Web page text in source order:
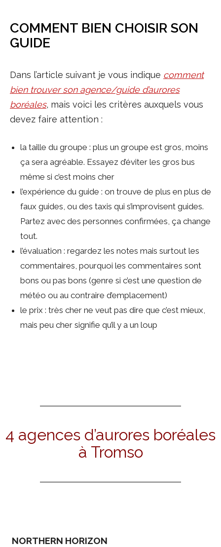
COMMENT BIEN CHOISIR SON
GUIDE
Dans l’article suivant je vous indique comment
bien trouver son agence/guide d’aurores
boréales, mais voici les critères auxquels vous
devez faire attention :
la taille du groupe : plus un groupe est gros, moins
ça sera agréable. Essayez d’éviter les gros bus
même si c’est moins cher
l’expérience du guide : on trouve de plus en plus de
faux guides, ou des taxis qui s’improvisent guides.
Partez avec des personnes confirmées, ça change
tout.
l’évaluation : regardez les notes mais surtout les
commentaires, pourquoi les commentaires sont
bons ou pas bons (genre si c’est une question de
météo ou au contraire d’emplacement)
le prix : très cher ne veut pas dire que c’est mieux,
mais peu cher signifie qu’il y a un loup
4 agences d’aurores boréales
à Tromso
NORTHERN HORIZON